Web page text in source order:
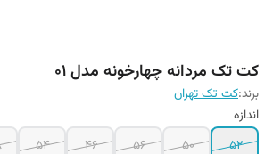
کت تک مردانه چهارخونه مدل ۰۱
برند:کت تک تهران
اندازه
۵۲
۵۰ ۵۶ ۴۶ ۵۴